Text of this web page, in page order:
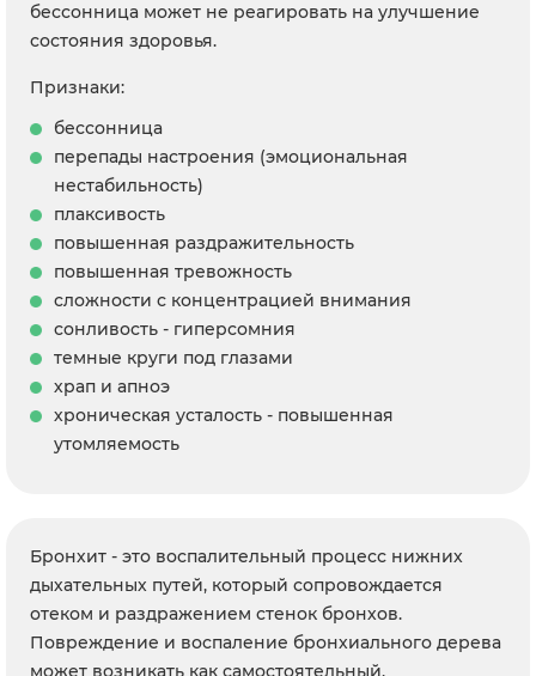
бессонница может не реагировать на улучшение
состояния здоровья.
Признаки:
бессонница
перепады настроения (эмоциональная
нестабильность)
плаксивость
повышенная раздражительность
повышенная тревожность
сложности с концентрацией внимания
сонливость - гиперсомния
темные круги под глазами
храп и апноэ
хроническая усталость - повышенная
утомляемость
Бронхит - это воспалительный процесс нижних
дыхательных путей, который сопровождается
отеком и раздражением стенок бронхов.
Повреждение и воспаление бронхиального дерева
может возникать как самостоятельный,